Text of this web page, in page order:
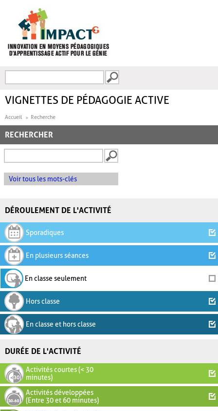
FORMULAIRE DE
VIGNETTES DE PÉDAGOGIE ACTIVE
Accueil Recherche
RECHERCHER
Voir tous les mots-clés
DÉROULEMENT DE L'ACTIVITÉ
Sporadiques
En plusieurs séances
En classe seulement
Hors classe
En classe et hors classe
DURÉE DE L'ACTIVITÉ
Activités courtes (< 30
minutes)
Activités développées
(Entre 30 et 60 minutes)